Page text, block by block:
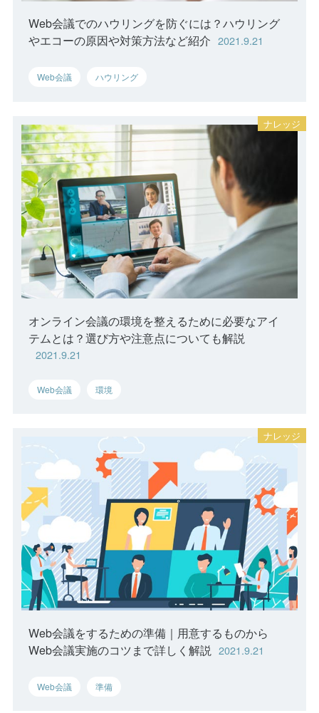
Web会議でのハウリングを防ぐには？ハウリング
やエコーの原因や対策方法など紹介 2021.9.21
Web会議 ハウリング
オンライン会議の環境を整えるために必要なアイ
テムとは？選び方や注意点についても解説
2021.9.21
Web会議 環境
Web会議をするための準備｜用意するものから
Web会議実施のコツまで詳しく解説 2021.9.21
Web会議 準備